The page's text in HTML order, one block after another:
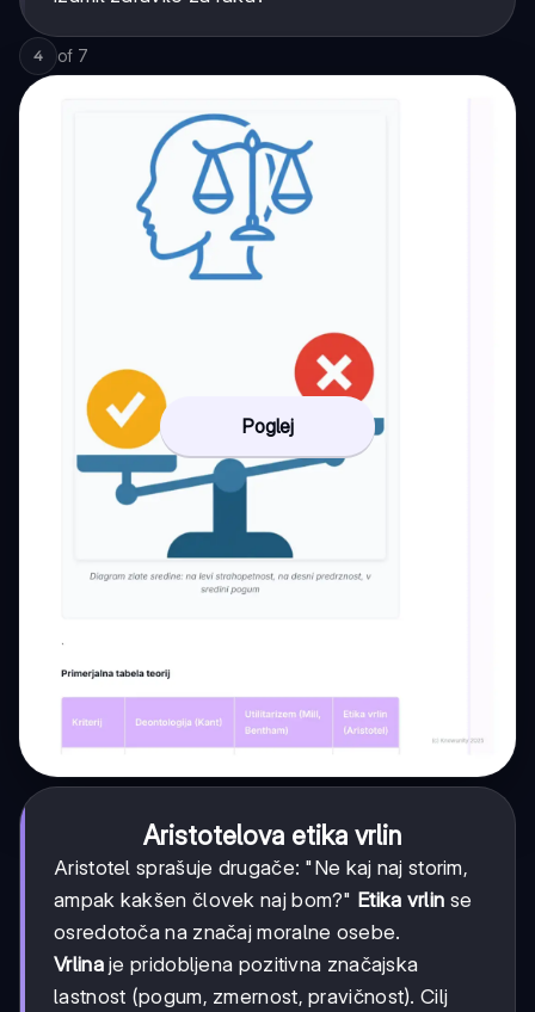
4 of 7
Poglej
Aristotelova etika vrlin
Aristotel sprašuje drugače: "Ne kaj naj storim,
ampak kakšen človek naj bom?" Etika vrlin se
osredotoča na značaj moralne osebe.
Vrlinaje pridobljena pozitivna značajska
lastnost (pogum, zmernost, pravičnost). Cilj